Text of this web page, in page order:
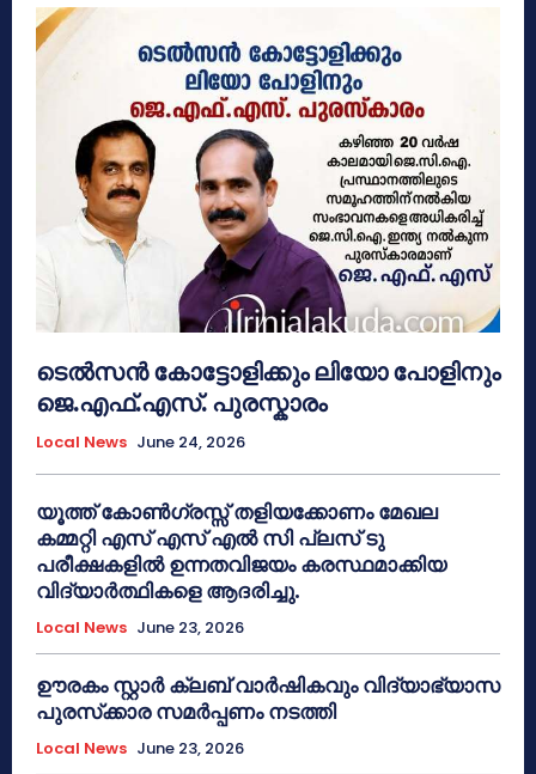
ടെൽസൻ കോട്ടോളിക്കും ലിയോ പോളിനും
ജെ.എഫ്.എസ്. പുരസ്കാരം
Local News June 24, 2026
യൂത്ത് കോൺഗ്രസ്സ് തളിയക്കോണം മേഖല
കമ്മറ്റി എസ് എസ് എൽ സി പ്ലസ് ടു
പരീക്ഷകളിൽ ഉന്നതവിജയം കരസ്ഥമാക്കിയ
വിദ്യാർത്ഥികളെ ആദരിച്ചു.
Local News June 23, 2026
ഊരകം സ്റ്റാർ ക്ലബ് വാർഷികവും വിദ്യാഭ്യാസ
പുരസ്‌ക്കാര സമർപ്പണം നടത്തി
Local News June 23, 2026